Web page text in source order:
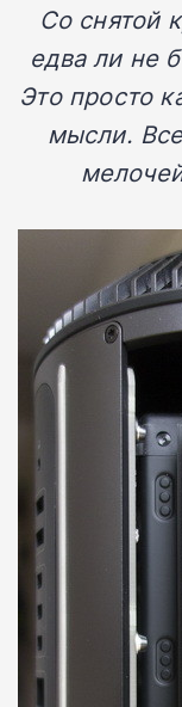
Со снятой
едва ли не
Это просто
мысли.